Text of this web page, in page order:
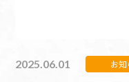
2025.06.01 お